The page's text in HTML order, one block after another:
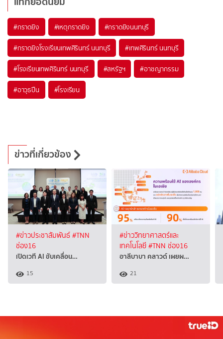
#กราดยิง #เหตุกราดยิง #กราดยิงนนทบุรี
#กราดยิงโรงเรียนเทพศิรินทร์ นนทบุรี #เทพศิรินทร์ นนทบุรี
#โรงเรียนเทพศิรินทร์ นนทบุรี #สหรัฐฯ #อาชญากรรม
#อาวุธปืน #โรงเรียน
ข่าวที่เกี่ยวข้อง
#ข่าวประชาสัมพันธ์#TNN
ช่อง16
เปิดเวที AI ขับเคลื่อน…
15
#ข่าววิทยาศาสตร์และ
เทคโนโลยี#TNN ช่อง16
อาลีบาบา คลาวด์ เผยผ…
21